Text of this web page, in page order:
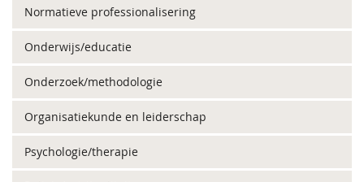
Normatieve professionalisering
Onderwijs/educatie
Onderzoek/methodologie
Organisatiekunde en leiderschap
Psychologie/therapie